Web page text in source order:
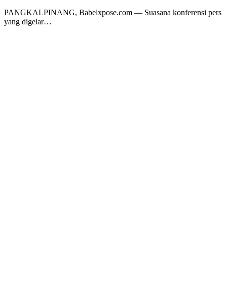
PANGKALPINANG, Babelxpose.com — Suasana konferensi pers
yang digelar…